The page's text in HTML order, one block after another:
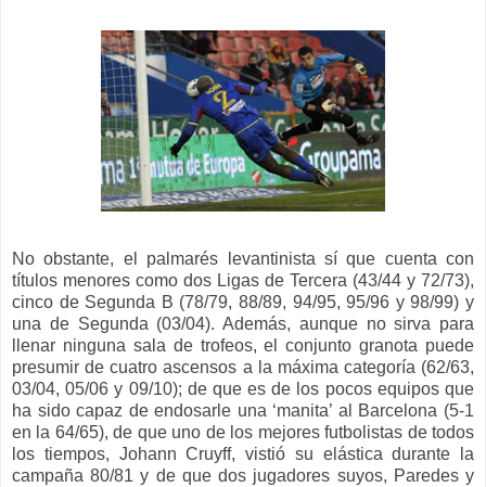
No obstante, el palmarés levantinista sí que cuenta con
títulos menores como dos Ligas de Tercera (43/44 y 72/73),
cinco de Segunda B (78/79, 88/89, 94/95, 95/96 y 98/99) y
una de Segunda (03/04). Además, aunque no sirva para
llenar ninguna sala de trofeos, el conjunto granota puede
presumir de cuatro ascensos a la máxima categoría (62/63,
03/04, 05/06 y 09/10); de que es de los pocos equipos que
ha sido capaz de endosarle una ‘manita’ al Barcelona (5-1
en la 64/65), de que uno de los mejores futbolistas de todos
los tiempos, Johann Cruyff, vistió su elástica durante la
campaña 80/81 y de que dos jugadores suyos, Paredes y